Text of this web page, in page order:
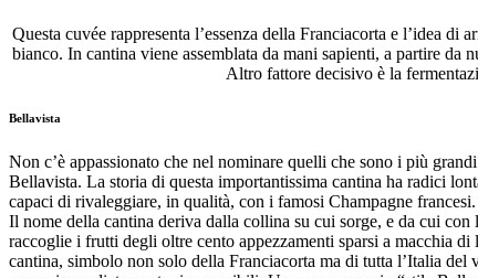
Questa cuvée rappresenta l’essenza della Franciacorta e l’idea
bianco. In cantina viene assemblata da mani sapienti, a partire da
Altro fattore decisivo è la
Bellavista
Non c’è appassionato che nel nominare quelli che sono i più
Bellavista. La storia di questa importantissima cantina ha radici
capaci di rivaleggiare, in qualità, con i famosi Champagne
Il nome della cantina deriva dalla collina su cui sorge, e da cui
raccoglie i frutti degli oltre cento appezzamenti sparsi a macchia
cantina, simbolo non solo della Franciacorta ma di tutta l’Italia